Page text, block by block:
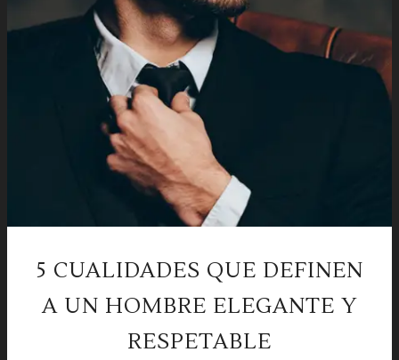
5 CUALIDADES QUE DEFINEN
A UN HOMBRE ELEGANTE Y
RESPETABLE